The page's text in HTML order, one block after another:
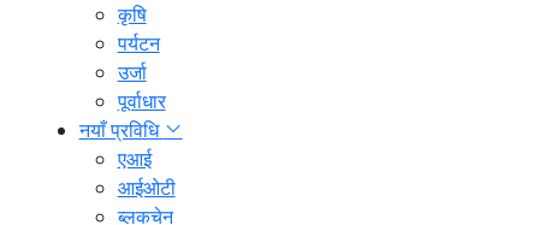
कृषि
पर्यटन
उर्जा
पूर्वाधार
नयाँ प्रविधि
एआई
आईओटी
ब्लकचेन